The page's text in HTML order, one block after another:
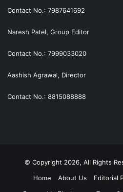
Contact No.: 7987641692
Naresh Patel, Group Editor
Contact No.: 7999033020
Aashish Agrawal, Director
Contact No.: 8815088888
© Copyright 2026, All Rights
Home
About Us Editorial